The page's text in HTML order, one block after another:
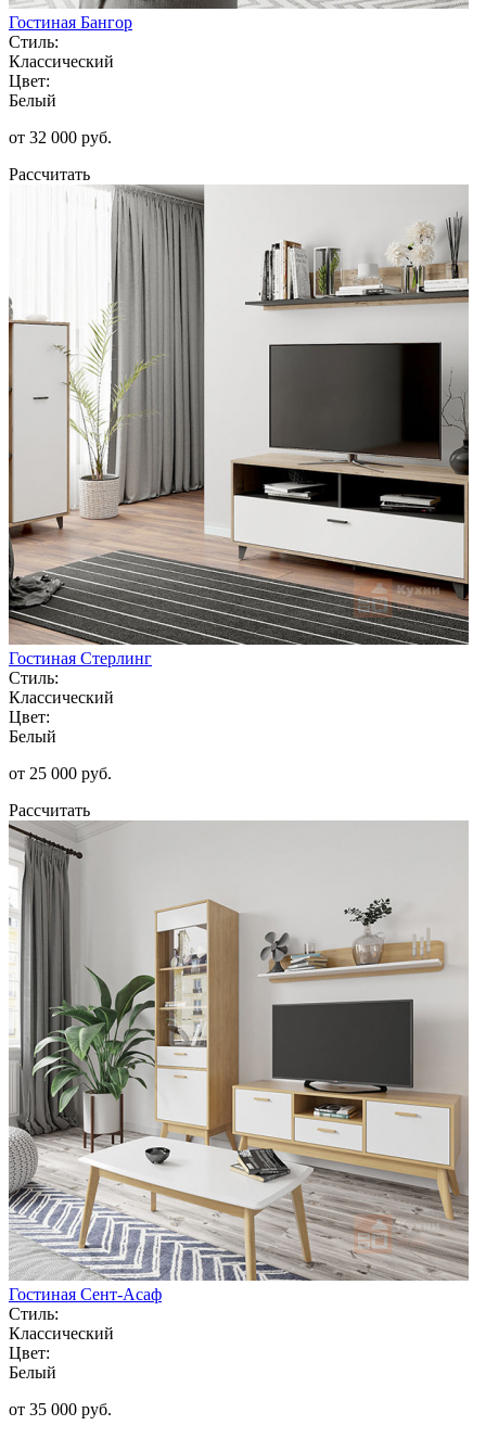
Гостиная Бангор
Стиль:
Классический
Цвет:
Белый
от 32 000 руб.
Рассчитать
Гостиная Стерлинг
Стиль:
Классический
Цвет:
Белый
от 25 000 руб.
Рассчитать
Гостиная Сент-Асаф
Стиль:
Классический
Цвет:
Белый
от 35 000 руб.